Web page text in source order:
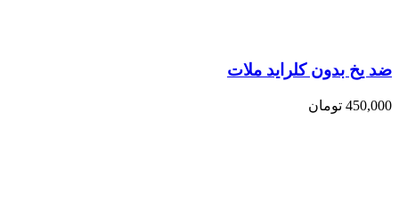
ضد یخ بدون کلراید ملات
450,000 تومان